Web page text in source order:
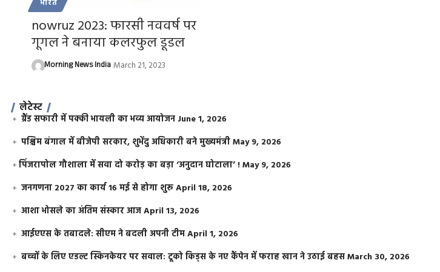
भारत
nowruz 2023: फारसी नववर्ष पर
गूगल ने बनाया कलरफुल डूडल
Morning News India March 21, 2023
लेटेस्ट
ग्रैंड सफारी में पक्की भायली का भव्य आयोजन June 1, 2026
पश्चिम बंगाल में बीजेपी सरकार, शुभेंदु अधिकारी बने मुख्यमंत्रीMay 9, 2026
​पिंजरापोल गौशाला में सवा दो करोड़ का बड़ा ‘अनुदान घोटाला’ !May 9, 2026
जनगणना 2027 का कार्य 16 मई से होगा शुरूApril 18, 2026
आशा भोसले का अंतिम संस्कार आजApril 13, 2026
आईएएस के तबादले: सीएम ने बदली अपनी टीमApril 1, 2026
बच्चों के लिए एडल्ट स्किनकेयर पर सवाल: टूको किड्स के नए कैंपेन में फराह खान ने उठाई बहसMarch 30, 2026